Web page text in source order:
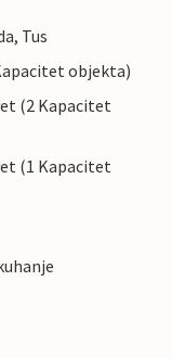
Tus
objekta)
(2 Kapacitet
(1 Kapacitet